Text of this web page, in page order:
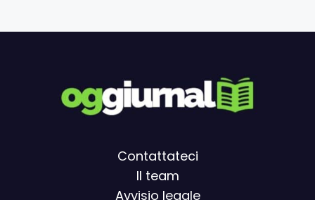
Contattateci
Il team
Avvisio legale